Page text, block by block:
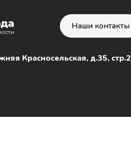
Наши контакты
Красносельская, д.35, стр.2